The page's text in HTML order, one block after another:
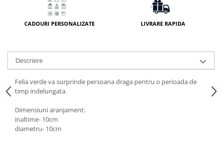
CADOURI PERSONALIZATE LIVRARE RAPIDA
Descriere
Felia verde va surprinde persoana draga pentru o perioada de
timp indelungata.
Dimensiuni aranjament:
inaltime- 10cm
diametru- 10cm